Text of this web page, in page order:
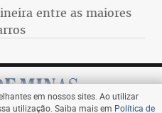
entre as maiores
em nossos sites. Ao utilizar
utilização. Saiba mais em Política de